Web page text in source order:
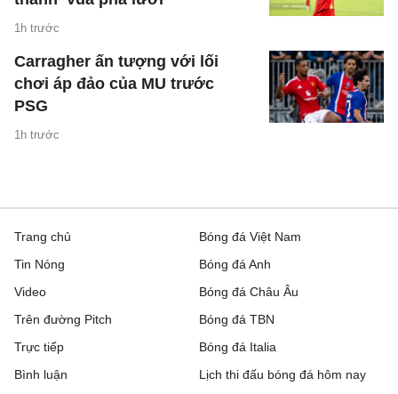
1h trước
Carragher ấn tượng với lối
chơi áp đảo của MU trước
PSG
1h trước
Trang chủ
Tin Nóng
Video
Trên đường Pitch
Trực tiếp
Bóng đá Việt Nam
Bóng đá Anh
Bóng đá Châu Âu
Bóng đá TBN
Bóng đá Italia
Bình luận
Lịch thi đấu bóng đá hôm nay